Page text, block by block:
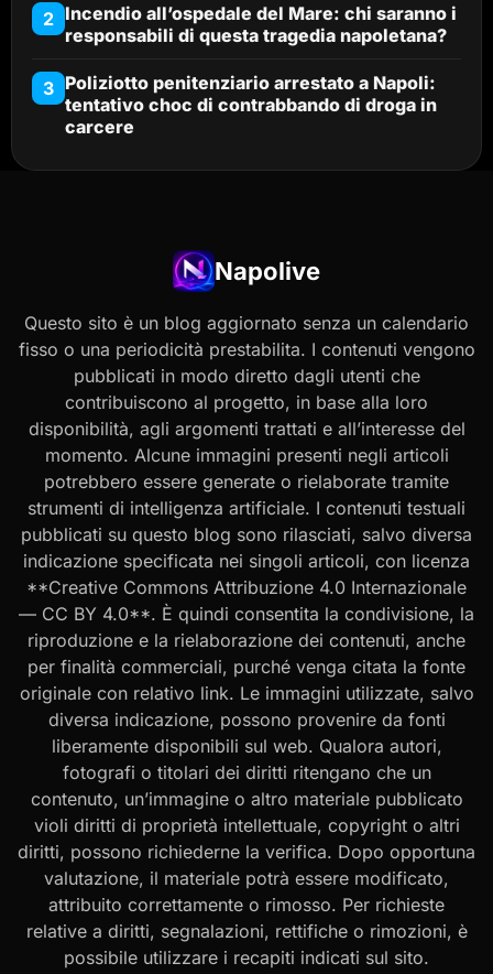
2 Incendio all’ospedale del Mare: chi saranno i
responsabili di questa tragedia napoletana?
3 Poliziotto penitenziario arrestato a Napoli:
tentativo choc di contrabbando di droga in
carcere
Napolive
Questo sito è un blog aggiornato senza un calendario
fisso o una periodicità prestabilita. I contenuti vengono
pubblicati in modo diretto dagli utenti che
contribuiscono al progetto, in base alla loro
disponibilità, agli argomenti trattati e all’interesse del
momento. Alcune immagini presenti negli articoli
potrebbero essere generate o rielaborate tramite
strumenti di intelligenza artificiale. I contenuti testuali
pubblicati su questo blog sono rilasciati, salvo diversa
indicazione specificata nei singoli articoli, con licenza
**Creative Commons Attribuzione 4.0 Internazionale
— CC BY 4.0**. È quindi consentita la condivisione, la
riproduzione e la rielaborazione dei contenuti, anche
per finalità commerciali, purché venga citata la fonte
originale con relativo link. Le immagini utilizzate, salvo
diversa indicazione, possono provenire da fonti
liberamente disponibili sul web. Qualora autori,
fotografi o titolari dei diritti ritengano che un
contenuto, un’immagine o altro materiale pubblicato
violi diritti di proprietà intellettuale, copyright o altri
diritti, possono richiederne la verifica. Dopo opportuna
valutazione, il materiale potrà essere modificato,
attribuito correttamente o rimosso. Per richieste
relative a diritti, segnalazioni, rettifiche o rimozioni, è
possibile utilizzare i recapiti indicati sul sito.